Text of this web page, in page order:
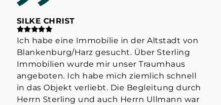
SILKE CHRIST
Ich habe eine Immobilie in der Altstadt von
Blankenburg/Harz gesucht. Über Sterling
Immobilien wurde mir unser Traumhaus
angeboten. Ich habe mich ziemlich schnell
in das Objekt verliebt. Die Begleitung durch
Herrn Sterling und auch Herrn Ullmann war